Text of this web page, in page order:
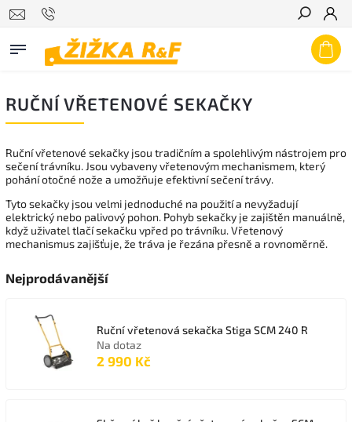
Hledat
RUČNÍ VŘETENOVÉ SEKAČKY
Ruční vřetenové sekačky jsou tradičním a spolehlivým nástrojem pro
sečení trávníku. Jsou vybaveny vřetenovým mechanismem, který
pohání otočné nože a umožňuje efektivní sečení trávy.
Tyto sekačky jsou velmi jednoduché na použití a nevyžadují
elektrický nebo palivový pohon. Pohyb sekačky je zajištěn manuálně,
když uživatel tlačí sekačku vpřed po trávníku. Vřetenový
mechanismus zajišťuje, že tráva je řezána přesně a rovnoměrně.
Nejprodávanější
Ruční vřetenová sekačka Stiga SCM 240 R
Na dotaz
2 990 Kč